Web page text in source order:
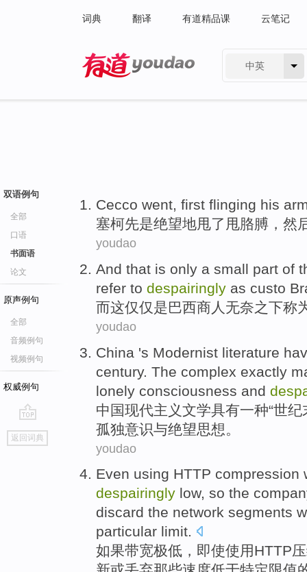
词典 翻译 有道精品课 云笔记
中英
双语例句
全部
口语
书面语
论文
原声例句
全部
音频例句
视频例句
权威例句
go
top
返回词典
Cecco went, first flinging his
塞柯先是绝望地甩了 甩胳膊 ，然
youdao
And that is only a small part of
refer to despairingly as custo
而这仅仅是巴西商人 无奈之下称
youdao
China 's Modernist literature
century. The complex exactly
lonely consciousness and
中国现代主义文学具有一种“世纪
孤独意识与绝望思想 。
youdao
Even using HTTP compression
despairingly low, so the
discard the network segments
particular limit.
如果带宽极低 ， 即使使用HTTP